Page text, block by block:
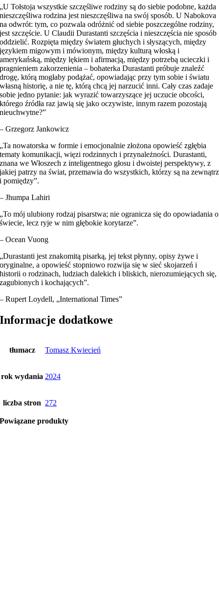
„U Tołstoja wszystkie szczęśliwe rodziny są do siebie podobne, każda
nieszczęśliwa rodzina jest nieszczęśliwa na swój sposób. U Nabokova
na odwrót: tym, co pozwala odróżnić od siebie poszczególne rodziny,
jest szczęście. U Claudii Durastanti szczęścia i nieszczęścia nie sposób
oddzielić. Rozpięta między światem głuchych i słyszących, między
językiem migowym i mówionym, między kulturą włoską i
amerykańską, między lękiem i afirmacją, między potrzebą ucieczki i
pragnieniem zakorzenienia – bohaterka Durastanti próbuje znaleźć
drogę, którą mogłaby podążać, opowiadając przy tym sobie i światu
własną historię, a nie tę, którą chcą jej narzucić inni. Cały czas zadaje
sobie jedno pytanie: jak wyrazić towarzyszące jej uczucie obcości,
którego źródła raz jawią się jako oczywiste, innym razem pozostają
nieuchwytne?”
– Grzegorz Jankowicz
„Ta nowatorska w formie i emocjonalnie złożona opowieść zgłębia
tematy komunikacji, więzi rodzinnych i przynależności. Durastanti,
znana we Włoszech z inteligentnego głosu i dwoistej perspektywy, z
jakiej patrzy na świat, przemawia do wszystkich, którzy są na zewnątrz
i pomiędzy”.
– Jhumpa Lahiri
„To mój ulubiony rodzaj pisarstwa; nie ogranicza się do opowiadania o
świecie, lecz ryje w nim głębokie korytarze”.
– Ocean Vuong
„Durastanti jest znakomitą pisarką, jej tekst płynny, opisy żywe i
oryginalne, a opowieść stopniowo rozwija się w sieć skojarzeń i
historii o rodzinach, ludziach dalekich i bliskich, nierozumiejących się,
zagubionych i kochających”.
– Rupert Loydell, „International Times”
Informacje dodatkowe
tłumacz Tomasz Kwiecień
rok wydania 2024
liczba stron 272
Powiązane produkty